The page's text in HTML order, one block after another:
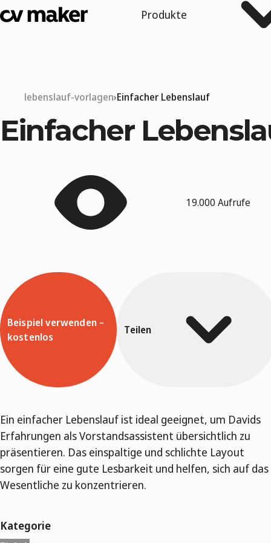
Produkte
lebenslauf-vorlagen Einfacher Lebenslauf
Einfacher
19.000 Aufrufe
Beispiel verwenden –
kostenlos
Teilen
Ein einfacher Lebenslauf ist ideal geeignet, um Davids
Erfahrungen als Vorstandsassistent übersichtlich zu
präsentieren. Das einspaltige und schlichte Layout
sorgen für eine gute Lesbarkeit und helfen, sich auf das
Wesentliche zu konzentrieren.
Kategorie